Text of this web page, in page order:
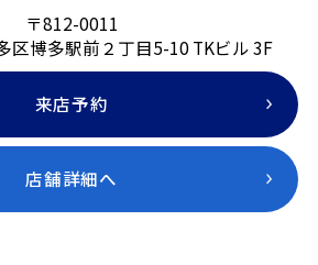
〒812-0011
区博多駅前２丁目5-10 TKビル 3F
来店予約
店舗詳細へ